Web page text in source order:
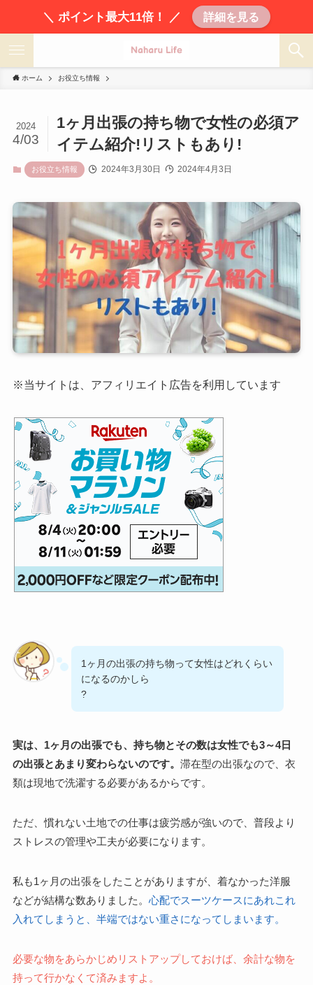
＼ ポイント最大11倍！ ／ 詳細を見る
ホーム お役立ち情報
1ヶ月出張の持ち物で女性の必須ア
イテム紹介!リストもあり!
2024
4/03
お役立ち情報 2024年3月30日 2024年4月3日
※当サイトは、アフィリエイト広告を利用しています
1ヶ月の出張の持ち物って女性はどれくらい
になるのかしら
?
実は、1ヶ月の出張でも、持ち物とその数は女性でも3～4日
の出張とあまり変わらないのです。 滞在型の出張なので、衣
類は現地で洗濯する必要があるからです。
ただ、慣れない土地での仕事は疲労感が強いので、普段より
ストレスの管理や工夫が必要になります。
私も1ヶ月の出張をしたことがありますが、着なかった洋服
などが結構な数ありました。 心配でスーツケースにあれこれ
入れてしまうと、半端ではない重さになってしまいます。
必要な物をあらかじめリストアップしておけば、余計な物を
持って行かなくて済みますよ。